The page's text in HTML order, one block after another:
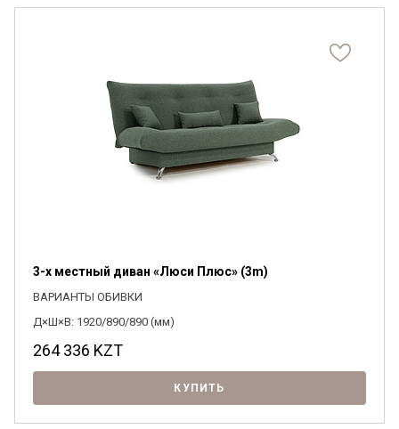
3-х местный диван «Люси Плюс» (3m)
ВАРИАНТЫ ОБИВКИ
Д×Ш×В: 1920/890/890 (мм)
264 336 KZT
КУПИТЬ